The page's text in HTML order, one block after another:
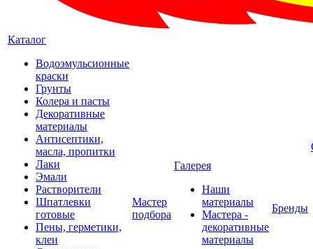
Каталог
Водоэмульсионные
краски
Грунты
Колера и пасты
Декоративные
материалы
Антисептики,
масла, пропитки
Лаки
Эмали
Растворители
Шпатлевки
готовые
Пены, герметики,
клеи
Мастер
подбора
Галерея
Наши
материалы
Мастера -
декоративные
материалы
Бренды